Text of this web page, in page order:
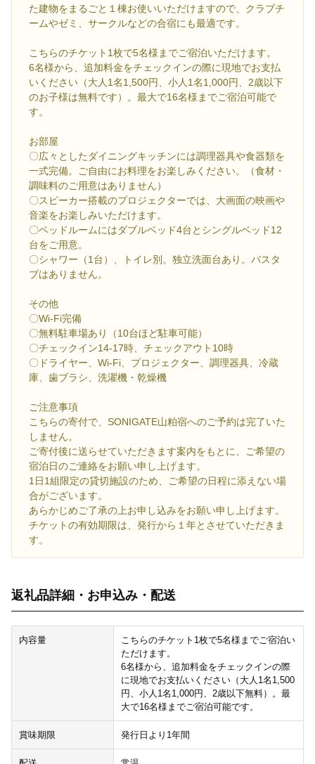
た建物をまるごと１棟お使いいただけますので、クラブチ
ームやゼミ、サークルなどの合宿にも最適です。
こちらのチケット1枚で5名様までご宿泊いただけます。
6名様から、追加料金をチェックインの際に現地でお支払
いください（大人1名1,500円、小人1名1,000円、2歳以下
のお子様は無料です）。最大で16名様までご宿泊可能で
す。
お部屋
〇広々としたダイニングキッチンには調理器具や食器類を
一式完備。ご自由にお料理をお楽しみください。（食材・
調味料のご用意はありません）
〇スピーカー搭載のプロジェクターでは、大画面の映画や
音楽をお楽しみいただけます。
〇ベッドルームにはダブルベッド4台とシングルベッド12
台をご用意。
〇シャワー（1台）、トイレ別。独立洗面台あり。バスタ
ブはありません。
その他
〇Wi-Fi完備
〇無料駐車場あり（10台ほど駐車可能）
〇チェックイン14-17時、チェックアウト10時
〇ドライヤー、Wi-Fi、プロジェクター、調理器具、冷蔵
庫、歯ブラシ、洗濯機・乾燥機
ご注意事項
こちらの寄付で、SONIGATE山粕宿へのご予約は完了いた
しません。
ご寄付後に送らせていただきます案内をもとに、ご希望の
宿泊日のご連絡をお願い申し上げます。
1日1組限定の貸切施設のため、ご希望の日程に添えない場
合がございます。
あらかじめご了承の上お申し込みをお願い申し上げます。
チケットの有効期限は、発行から１年とさせていただきま
す。
返礼品詳細・お申込み・配送
内容量
こちらのチケット1枚で5名様までご宿泊い
ただけます。
6名様から、追加料金をチェックインの際
に現地でお支払いください（大人1名1,500
円、小人1名1,000円、2歳以下無料）。最
大で16名様までご宿泊可能です。
賞味期限 発行日より1年間